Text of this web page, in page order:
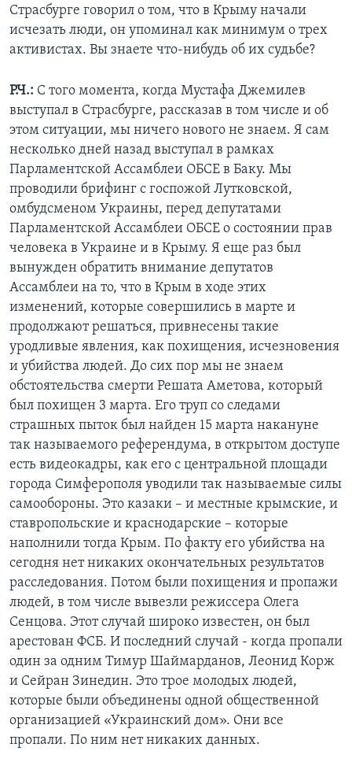
Страсбурге говорил о том, что в Крыму начали
исчезать люди, он упоминал как минимум о трех
активистах. Вы знаете что-нибудь об их судьбе?
Р.Ч.: С того момента, когда Мустафа Джемилев
выступал в Страсбурге, рассказав в том числе и об
этом ситуации, мы ничего нового не знаем. Я сам
несколько дней назад выступал в рамках
Парламентской Ассамблеи ОБСЕ в Баку. Мы
проводили брифинг с госпожой Лутковской,
омбудсменом Украины, перед депутатами
Парламентской Ассамблеи ОБСЕ о состоянии прав
человека в Украине и в Крыму. Я еще раз был
вынужден обратить внимание депутатов
Ассамблеи на то, что в Крым в ходе этих
изменений, которые совершились в марте и
продолжают решаться, привнесены такие
уродливые явления, как похищения, исчезновения
и убийства людей. До сих пор мы не знаем
обстоятельства смерти Решата Аметова, который
был похищен 3 марта. Его труп со следами
страшных пыток был найден 15 марта накануне
так называемого референдума, в открытом доступе
есть видеокадры, как его с центральной площади
города Симферополя уводили так называемые силы
самообороны. Это казаки – и местные крымские, и
ставропольские и краснодарские – которые
наполнили тогда Крым. По факту его убийства на
сегодня нет никаких окончательных результатов
расследования. Потом были похищения и пропажи
людей, в том числе вывезли режиссера Олега
Сенцова. Этот случай широко известен, он был
арестован ФСБ. И последний случай - когда пропали
один за одним Тимур Шаймарданов, Леонид Корж
и Сейран Зинедин. Это трое молодых людей,
которые были объединены одной общественной
организацией «Украинский дом». Они все
пропали. По ним нет никаких данных.